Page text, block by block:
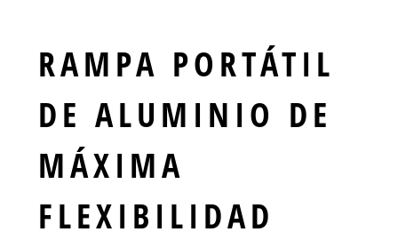
RAMPA PORTÁTIL
DE ALUMINIO DE
MÁXIMA
FLEXIBILIDAD